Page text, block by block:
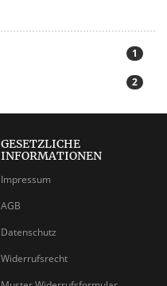
1
2
GESETZLICHE
INFORMATIONEN
Impressum
AGB
Datenschutz
Widerrufsrecht